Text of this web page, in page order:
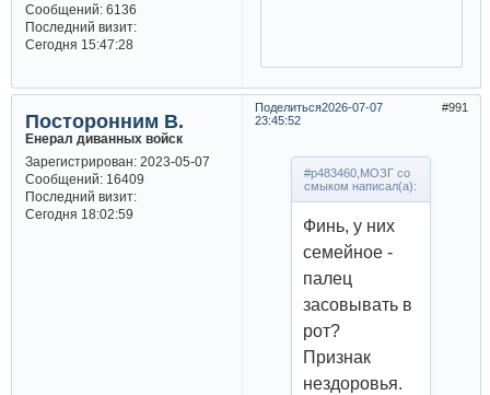
Сообщений:6136
Последний визит:
Сегодня 15:47:28
Поделиться 991
2026-07-07
23:45:52
Посторонним В.
Енерал диванных войск
Зарегистрирован: 2023-05-07
Сообщений:16409
Последний визит:
Сегодня 18:02:59
#p483460,МОЗГ со
смыком написал(а):
Финь, у них
семейное -
палец
засовывать в
рот?
Признак
нездоровья.